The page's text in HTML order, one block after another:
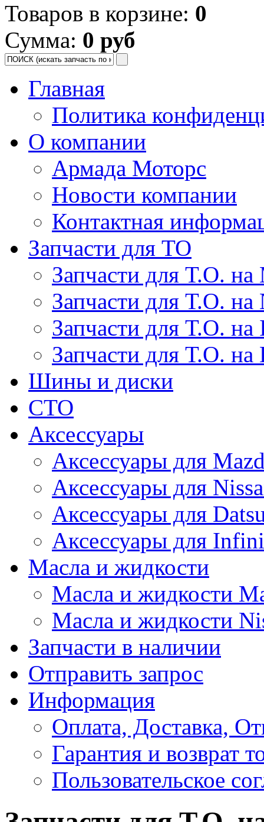
Товаров в корзине: 0
Сумма: 0 руб
Главная
Политика
О компании
Армада Моторс
Новости компании
Контактная
Запчасти для ТО
Запчасти для Т.О. на
Запчасти для Т.О. на
Запчасти для Т.О.
Запчасти для Т.О. на
Шины и диски
СТО
Аксессуары
Аксессуары для
Аксессуары для
Аксессуары для
Аксессуары для
Масла и жидкости
Масла и жидкости
Масла и жидкости
Запчасти в наличии
Отправить запрос
Информация
Оплата, Доставка,
Гарантия и возврат
Пользовательское